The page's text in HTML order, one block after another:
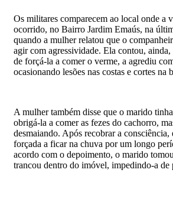
Os militares comparecem ao local onde a
ocorrido, no Bairro Jardim Emaús, na
quando a mulher relatou que o
agir com agressividade. Ela contou, ainda,
de forçá-la a comer o verme, a agrediu
ocasionando lesões nas costas e cortes na
A mulher também disse que o marido
obrigá-la a comer as fezes do cachorro,
desmaiando. Após recobrar a consciência,
forçada a ficar na chuva por um longo
acordo com o depoimento, o marido
trancou dentro do imóvel, impedindo-a de